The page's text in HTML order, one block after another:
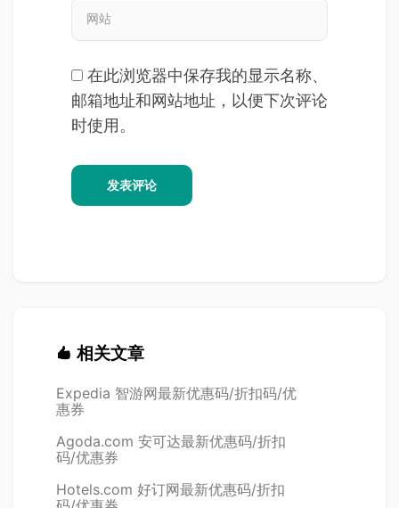
在此浏览器中保存我的显示名称、
邮箱地址和网站地址，以便下次评论
时使用。
相关文章
Expedia 智游网最新优惠码/折扣码/优
惠券
Agoda.com 安可达最新优惠码/折扣
码/优惠券
Hotels.com 好订网最新优惠码/折扣